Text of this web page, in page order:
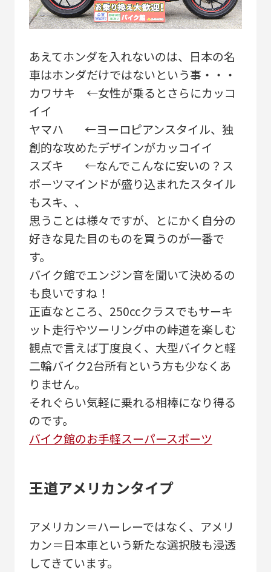
あえてホンダを入れないのは、日本の名
車はホンダだけではないという事・・・
カワサキ ←女性が乗るとさらにカッコ
イイ
ヤマハ ←ヨーロピアンスタイル、独
創的な攻めたデザインがカッコイイ
スズキ ←なんでこんなに安いの？ス
ポーツマインドが盛り込まれたスタイル
もスキ、、
思うことは様々ですが、とにかく自分の
好きな見た目のものを買うのが一番で
す。
バイク館でエンジン音を聞いて決めるの
も良いですね！
正直なところ、250ccクラスでもサーキ
ット走行やツーリング中の峠道を楽しむ
観点で言えば丁度良く、大型バイクと軽
二輪バイク2台所有という方も少なくあ
りません。
それぐらい気軽に乗れる相棒になり得る
のです。
バイク館のお手軽スーパースポーツ
王道アメリカンタイプ
アメリカン＝ハーレーではなく、アメリ
カン＝日本車という新たな選択肢も浸透
してきています。